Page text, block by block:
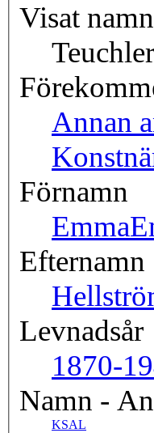
Visat namn
Annan
Förnamn
Emma
Efternamn
Levnadsår
1870-
Namn -
KSAL